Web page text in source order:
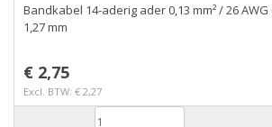
Bandkabel 14-aderig ader 0,13 mm² / 26
1,27 mm
€ 2,75
Excl. BTW: € 2,27